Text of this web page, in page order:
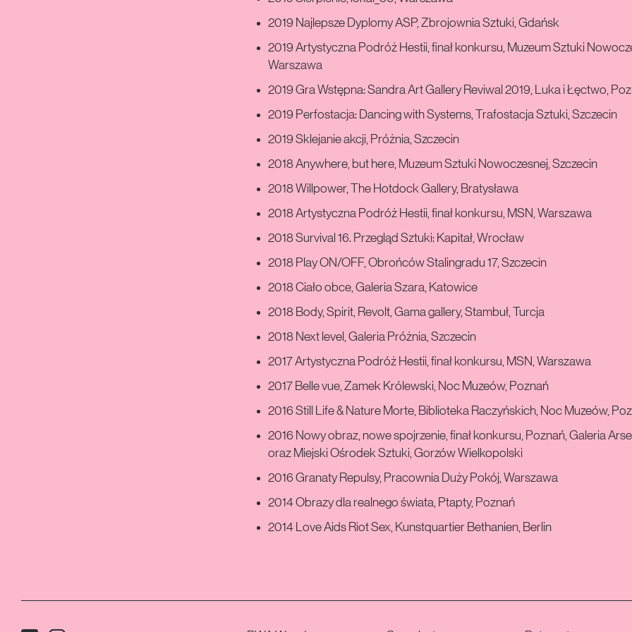
2019 Najlepsze Dyplomy ASP, Zbrojownia Sztuki, Gdańsk
2019 Artystyczna Podróż Hestii, finał konkursu, Muzeum Sztuki
Warszawa
2019 Gra Wstępna: Sandra Art Gallery Reviwal 2019, Luka i Łęctwo,
2019 Perfostacja: Dancing with Systems, Trafostacja Sztuki, Szczecin
2019 Sklejanie akcji, Próżnia, Szczecin
2018 Anywhere, but here, Muzeum Sztuki Nowoczesnej, Szczecin
2018 Willpower, The Hotdock Gallery, Bratysława
2018 Artystyczna Podróż Hestii, finał konkursu, MSN, Warszawa
2018 Survival 16. Przegląd Sztuki: Kapitał, Wrocław
2018 Play ON/OFF, Obrońców Stalingradu 17, Szczecin
2018 Ciało obce, Galeria Szara, Katowice
2018 Body, Spirit, Revolt, Gama gallery, Stambuł, Turcja
2018 Next level, Galeria Próżnia, Szczecin
2017 Artystyczna Podróż Hestii, finał konkursu, MSN, Warszawa
2017 Belle vue, Zamek Królewski, Noc Muzeów, Poznań
2016 Still Life & Nature Morte, Biblioteka Raczyńskich, Noc Muzeów,
2016 Nowy obraz, nowe spojrzenie, finał konkursu, Poznań, Galeria
oraz Miejski Ośrodek Sztuki, Gorzów Wielkopolski
2016 Granaty Repulsy, Pracownia Duży Pokój, Warszawa
2014 Obrazy dla realnego świata, Ptapty, Poznań
2014 Love Aids Riot Sex, Kunstquartier Bethanien, Berlin